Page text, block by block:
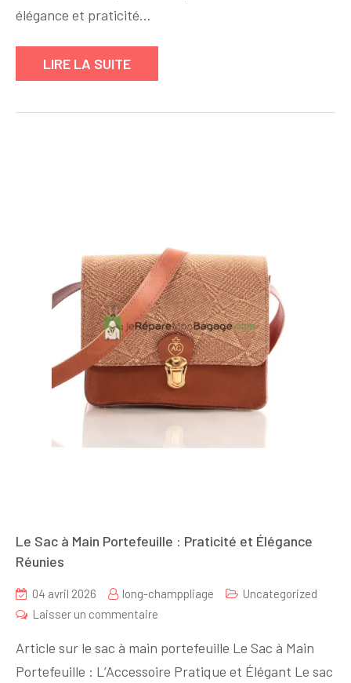
Style
Élégant
élégance et praticité…
LIRE LA SUITE
Le Sac à Main Portefeuille : Praticité et Élégance
Réunies
04 avril 2026 long-champpliage
Uncategorized
Laisser un commentaire
Sac
à
Article sur le sac à main portefeuille Le Sac à Main
Portefeuille : L’Accessoire Pratique et Élégant Le sac